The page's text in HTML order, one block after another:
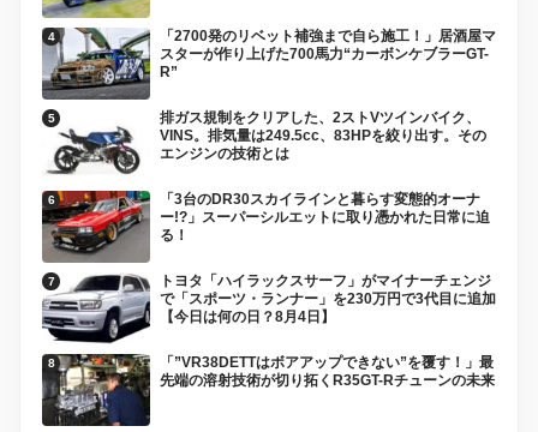
「2700発のリベット補強まで自ら施工！」居酒屋マ
スターが作り上げた700馬力“カーボンケブラーGT-
R”
排ガス規制をクリアした、2ストVツインバイク、
VINS。排気量は249.5cc、83HPを絞り出す。その
エンジンの技術とは
「3台のDR30スカイラインと暮らす変態的オーナ
ー!?」スーパーシルエットに取り憑かれた日常に迫
る！
トヨタ「ハイラックスサーフ」がマイナーチェンジ
で「スポーツ・ランナー」を230万円で3代目に追加
【今日は何の日？8月4日】
「”VR38DETTはボアアップできない”を覆す！」最
先端の溶射技術が切り拓くR35GT-Rチューンの未来